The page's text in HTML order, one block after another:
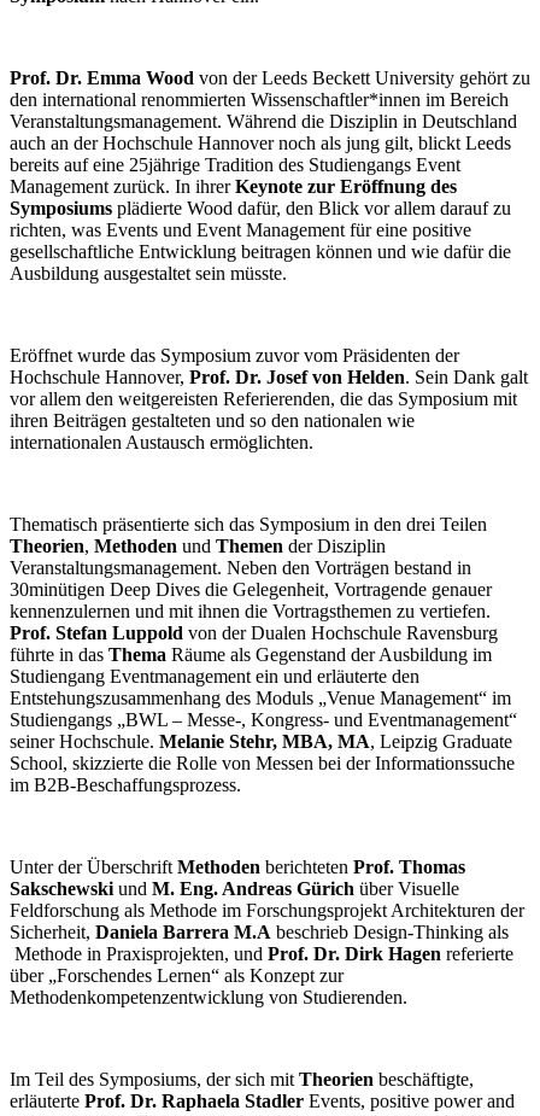
Prof. Dr. Emma Wood von der Leeds Beckett University gehört zu
den international renommierten Wissenschaftler*innen im Bereich
Veranstaltungsmanagement. Während die Disziplin in Deutschland
auch an der Hochschule Hannover noch als jung gilt, blickt Leeds
bereits auf eine 25jährige Tradition des Studiengangs Event
Management zurück. In ihrerKeynote zur Eröffnung des
Symposiums plädierte Wood dafür, den Blick vor allem darauf zu
richten, was Events und Event Management für eine positive
gesellschaftliche Entwicklung beitragen können und wie dafür die
Ausbildung ausgestaltet sein müsste.
Eröffnet wurde das Symposium zuvor vom Präsidenten der
Hochschule Hannover, Prof. Dr. Josef von Helden. Sein Dank galt
vor allem den weitgereisten Referierenden, die das Symposium mit
ihren Beiträgen gestalteten und so den nationalen wie
internationalen Austausch ermöglichten.
Thematisch präsentierte sich das Symposium in den drei Teilen
Theorien, Methoden und Themen der Disziplin
Veranstaltungsmanagement. Neben den Vorträgen bestand in
30minütigen Deep Dives die Gelegenheit, Vortragende genauer
kennenzulernen und mit ihnen die Vortragsthemen zu vertiefen.
Prof. Stefan Luppold von der Dualen Hochschule Ravensburg
führte in das Thema Räume als Gegenstand der Ausbildung im
Studiengang Eventmanagement ein und erläuterte den
Entstehungszusammenhang des Moduls „Venue Management“ im
Studiengangs „BWL – Messe-, Kongress- und Eventmanagement“
seiner Hochschule. Melanie Stehr, MBA, MA, Leipzig Graduate
School, skizzierte die Rolle von Messen bei der Informationssuche
im B2B-Beschaffungsprozess.
Unter der ÜberschriftMethoden berichteten Prof. Thomas
Sakschewskiund M. Eng. Andreas Gürich über Visuelle
Feldforschung als Methode im Forschungsprojekt Architekturen der
Sicherheit, Daniela Barrera M.A beschrieb Design-Thinking als
Methode in Praxisprojekten, und Prof. Dr. Dirk Hagen referierte
über „Forschendes Lernen“ als Konzept zur
Methodenkompetenzentwicklung von Studierenden.
Im Teil des Symposiums, der sich mitTheorien beschäftigte,
erläuterte Prof. Dr. Raphaela Stadler Events, positive power and